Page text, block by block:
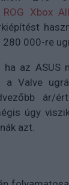
ROG Xbox
280 000-re
ha az ASUS
Valve
ár/
úgy
azt.